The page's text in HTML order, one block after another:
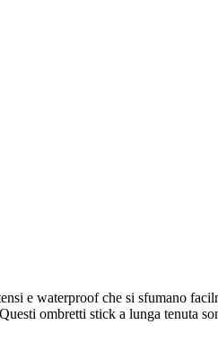
e waterproof che si sfumano
ombretti stick a lunga tenuta